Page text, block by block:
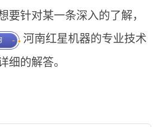
要针对某一条深入的了解，
河南红星机器的专业技术
细的解答。